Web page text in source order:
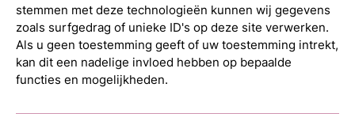
stemmen met deze technologieën kunnen wij gegevens
zoals surfgedrag of unieke ID's op deze site verwerken.
Als u geen toestemming geeft of uw toestemming intrekt,
kan dit een nadelige invloed hebben op bepaalde
functies en mogelijkheden.